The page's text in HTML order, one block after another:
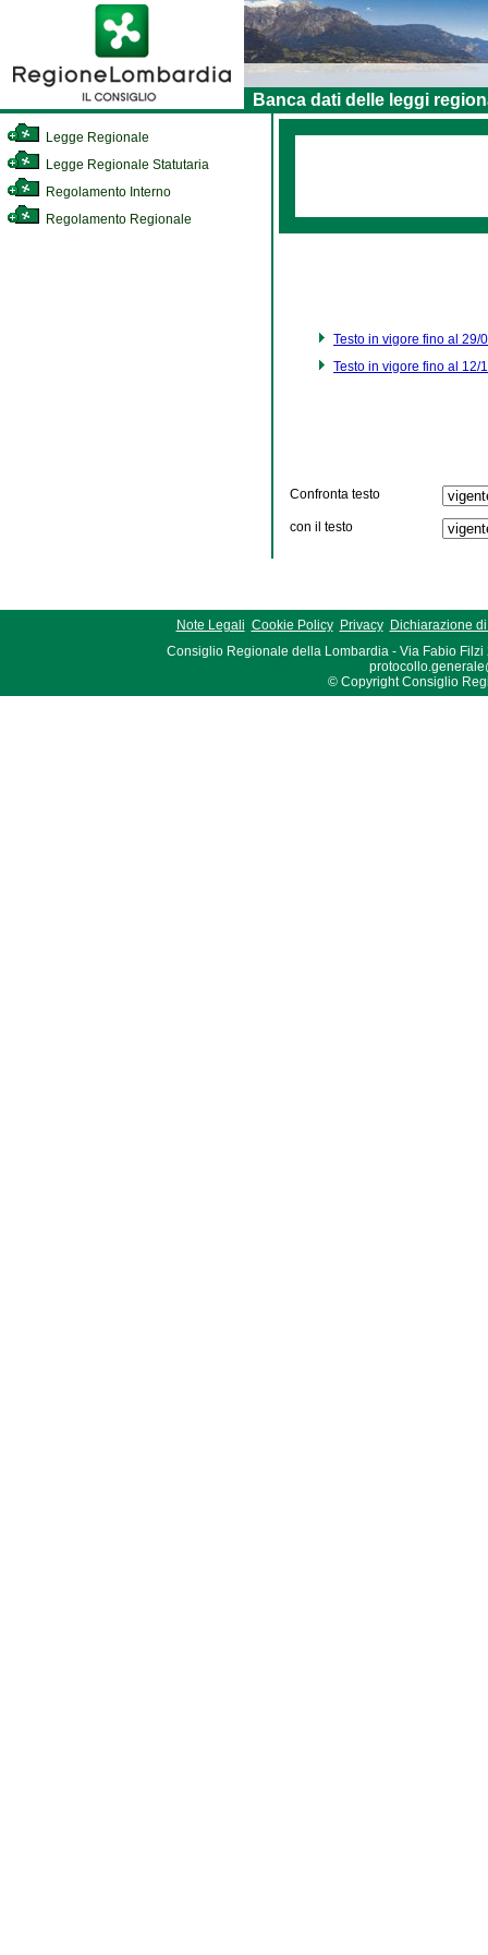
Banca dati delle leggi
Legge Regionale
Legge Regionale Statutaria
Regolamento Interno
Regolamento Regionale
Testo in vigore fino al 29/
Testo in vigore fino al 12/
Confronta testo
con il testo
Note Legali Cookie Policy Privacy
Dichiarazione
Consiglio Regionale della Lombardia - Via Fabio Filzi
© Copyright Consiglio